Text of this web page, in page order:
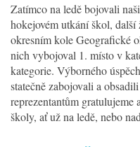
Co potřebujeme
Zatímco na ledě bojovali
hokejovém utkání škol,
okresním kole Geografické
nich vybojoval 1. místo v
kategorie. Výborného
statečně zabojovali a
reprezentantům gratulujeme
školy, ať už na ledě, nebo